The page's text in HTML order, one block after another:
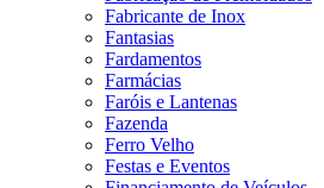
Fabricante de Inox
Fantasias
Fardamentos
Farmácias
Faróis e Lantenas
Fazenda
Ferro Velho
Festas e Eventos